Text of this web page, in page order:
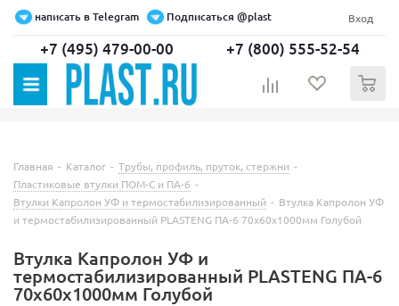
написать в Telegram Подписаться @plast Вход
+7 (495) 479-00-00 +7 (800) 555-52-54
Главная - Каталог - Трубы, профиль, пруток, стержни -
Пластиковые втулки ПОМ-С и ПА-6 -
Втулки Капролон УФ и термостабилизированный - Втулка Капролон УФ
и термостабилизированный PLASTENG ПА-6 70х60х1000мм Голубой
Втулка Капролон УФ и
термостабилизированный PLASTENG ПА-6
70х60х1000мм Голубой